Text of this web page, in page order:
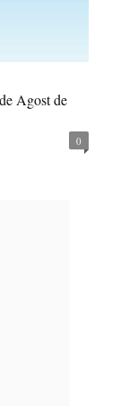
Agost de
0